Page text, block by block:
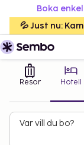
Boka
💦 Just nu:
Resor Hotell
Var vill du bo?